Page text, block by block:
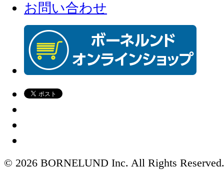
お問い合わせ
© 2026 BORNELUND Inc. All Rights Reserved.